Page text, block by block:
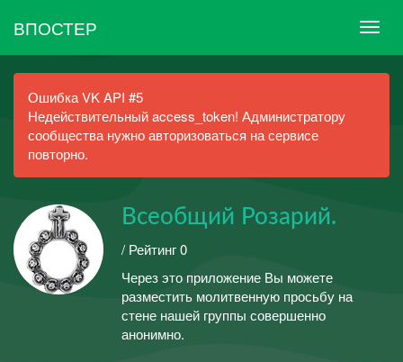
ВПОСТЕР
Ошибка VK API #5
Недействительный access_token! Администратору
сообщества нужно авторизоваться на сервисе
повторно.
Всеобщий Розарий.
/ Рейтинг 0
Через это приложение Вы можете
разместить молитвенную просьбу на
стене нашей группы совершенно
анонимно.